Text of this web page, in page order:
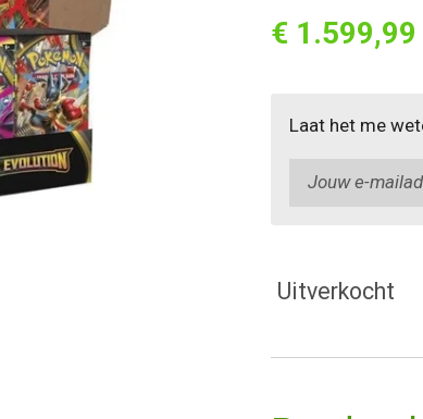
€ 1.599,99
Laat het me
Uitverkocht